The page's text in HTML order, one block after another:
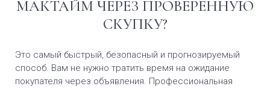
МАКТАЙМ ЧЕРЕЗ ПРОВЕРЕННУЮ
СКУПКУ?
Это самый быстрый, безопасный и прогнозируемый
способ. Вам не нужно тратить время на ожидание
покупателя через объявления. Профессиональная